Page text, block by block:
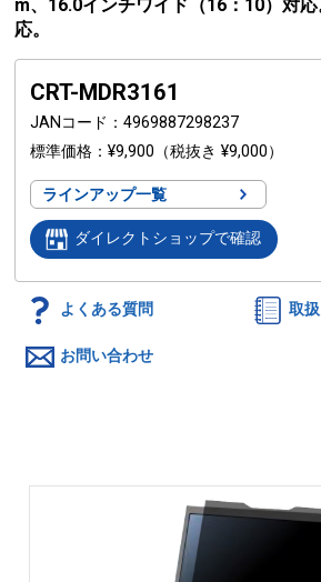
m、16.0インチワイド（16：10）対
応。
CRT-MDR3161
JANコード
4969887298237
標準価格
¥9,900 （税抜き ¥9,000）
ラインアップ一覧
ダイレクトショップで確認
よくある質問 取
お問い合わせ